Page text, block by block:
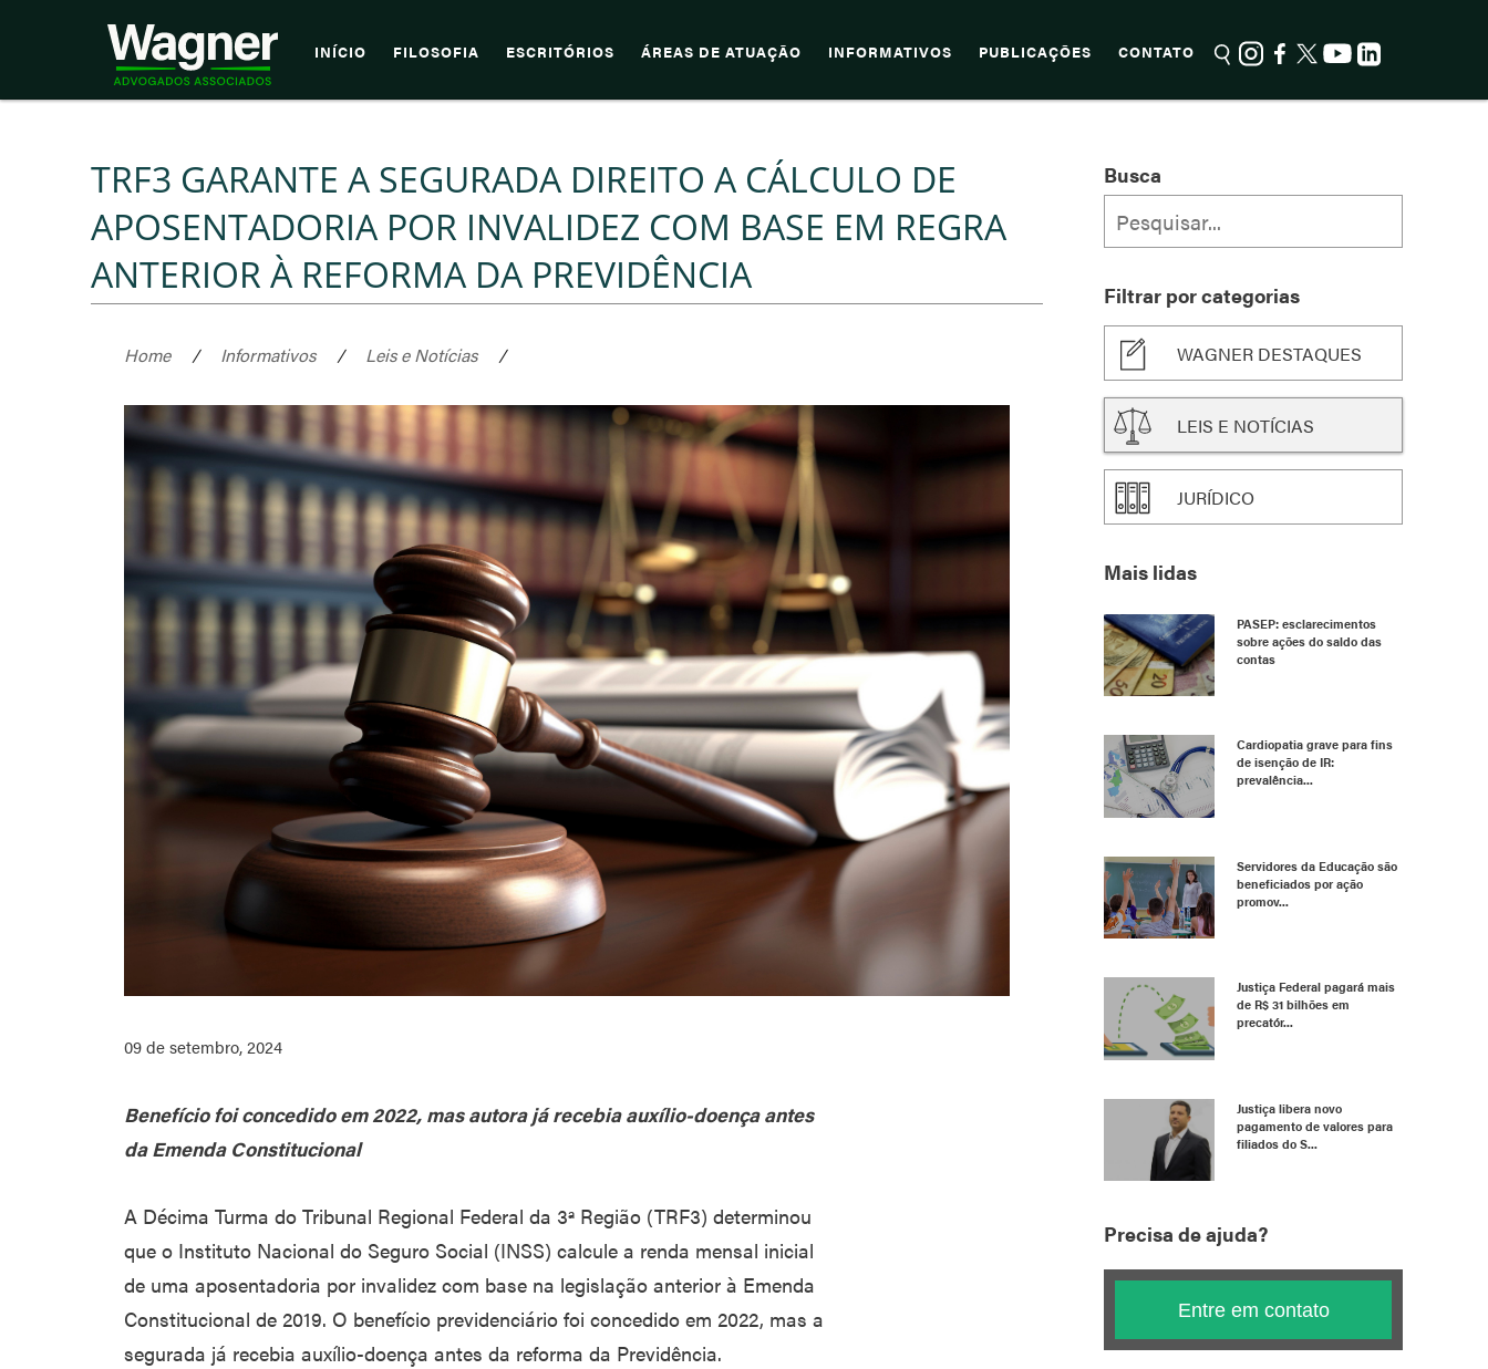
INÍCIO FILOSOFIA ESCRITÓRIOS ÁREAS DE ATUAÇÃO INFORMATIVOS PUBLICAÇÕES CONTATO
TRF3 GARANTE A SEGURADA DIREITO A CÁLCULO DE
APOSENTADORIA POR INVALIDEZ COM BASE EM REGRA
ANTERIOR À REFORMA DA PREVIDÊNCIA
Home / Informativos / Leis e Notícias /
09 de setembro, 2024
Benefício foi concedido em 2022, mas autora já recebia auxílio-doença antes
da Emenda Constitucional
A Décima Turma do Tribunal Regional Federal da 3ª Região (TRF3) determinou
que o Instituto Nacional do Seguro Social (INSS) calcule a renda mensal inicial
de uma aposentadoria por invalidez com base na legislação anterior à Emenda
Constitucional de 2019. O benefício previdenciário foi concedido em 2022, mas a
segurada já recebia auxílio-doença antes da reforma da Previdência.
Busca
Filtrar por categorias
WAGNER DESTAQUES
LEIS E NOTÍCIAS
JURÍDICO
Mais lidas
PASEP: esclarecimentos
sobre ações do saldo das
contas
Cardiopatia grave para fins
de isenção de IR:
prevalência...
Servidores da Educação são
beneficiados por ação
promov...
Justiça Federal pagará mais
de R$ 31 bilhões em
precatór...
Justiça libera novo
pagamento de valores para
filiados do S...
Precisa de ajuda?
Entre em contato